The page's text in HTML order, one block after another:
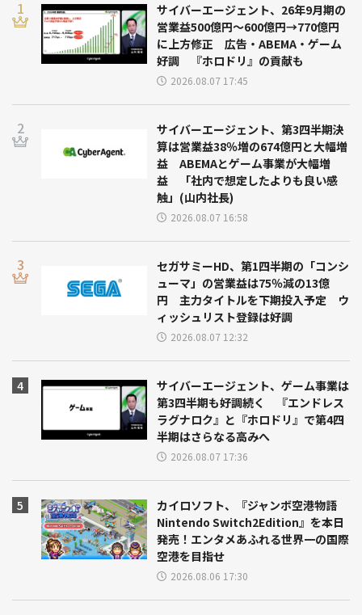
サイバーエージェント、26年9月期の
営業益500億円～600億円→770億円
に上方修正 広告・ABEMA・ゲーム
好調 『ホロドリ』の貢献も
2026.08.07 17:45
サイバーエージェント、第3四半期決
算は営業益38％増の674億円と大幅増
益 ABEMAとゲーム事業が大幅増
益 「社内で想定したよりも良い感
触」(山内社長)
2026.08.07 16:58
セガサミーHD、第1四半期の「コンシ
ューマ」の営業益は75％減の13億
円 主力タイトルを下期投入予定 ウ
ィッシュリスト登録は好調
2026.08.07 12:32
サイバーエージェント、ゲーム事業は
第3四半期も好調続く 『エンドレス
ラグナロク』と『ホロドリ』で第4四
半期はさらなる高みへ
2026.08.07 17:36
カイロソフト、『ジャンボ空港物語
Nintendo Switch2Edition』を本日
発売！エンタメあふれる世界一の国際
空港を目指せ
2026.08.06 17:30